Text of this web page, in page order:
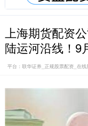
上海期货配资
陆运河沿线！9
平台：联华证券_正规股票配资_在线